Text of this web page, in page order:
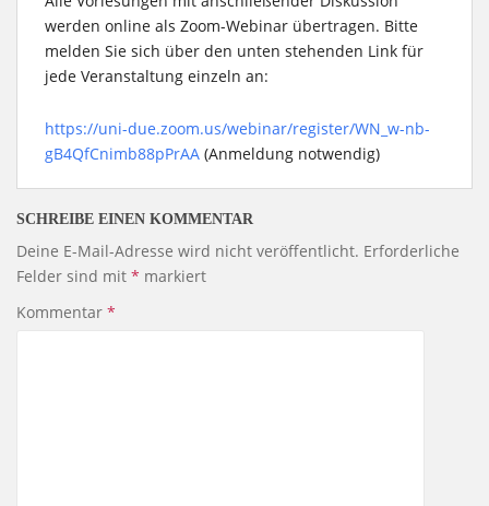
werden online als Zoom-Webinar übertragen. Bitte
melden Sie sich über den unten stehenden Link für
jede Veranstaltung einzeln an:
https://uni-due.zoom.us/webinar/register/WN_w-nb-
gB4QfCnimb88pPrAA (Anmeldung notwendig)
SCHREIBE EINEN KOMMENTAR
Deine E-Mail-Adresse wird nicht veröffentlicht. Erforderliche
Felder sind mit * markiert
Kommentar *